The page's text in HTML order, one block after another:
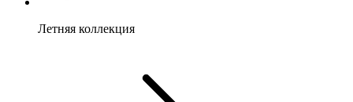
Летняя коллекция